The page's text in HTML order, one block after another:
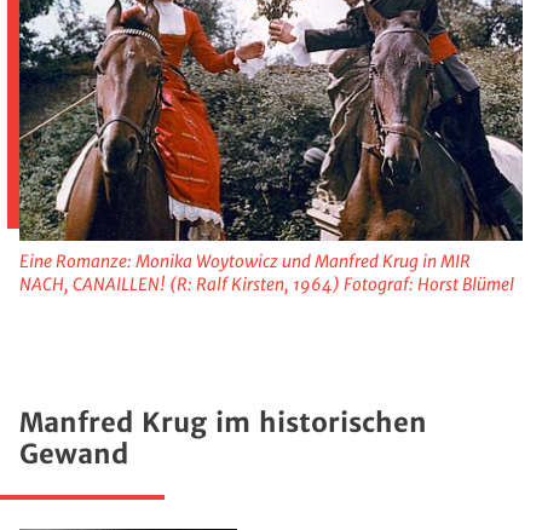
Eine Romanze: Monika Woytowicz und Manfred Krug in MIR
NACH, CANAILLEN! (R: Ralf Kirsten, 1964) Fotograf: Horst Blümel
Manfred Krug im historischen
Gewand